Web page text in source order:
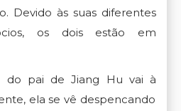
Devido às suas diferentes
os dois estão em
do pai de Jiang Hu vai à
ela se vê despencando